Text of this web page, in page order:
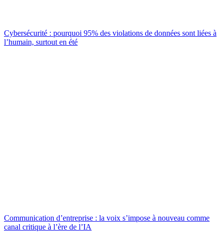
Cybersécurité : pourquoi 95% des violations de données sont liées à
l’humain, surtout en été
Communication d’entreprise : la voix s’impose à nouveau comme
canal critique à l’ère de l’IA